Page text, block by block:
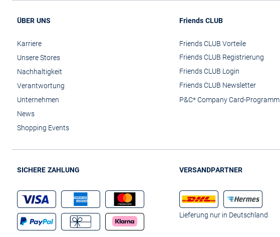
ÜBER UNS
Karriere
Unsere Stores
Nachhaltigkeit
Verantwortung
Unternehmen
News
Shopping Events
Friends CLUB
Friends CLUB Vorteile
Friends CLUB Registrierung
Friends CLUB Login
Friends CLUB Newsletter
P&C* Company Card-Programm
SICHERE ZAHLUNG VERSANDPARTNER
Lieferung nur in Deutschland